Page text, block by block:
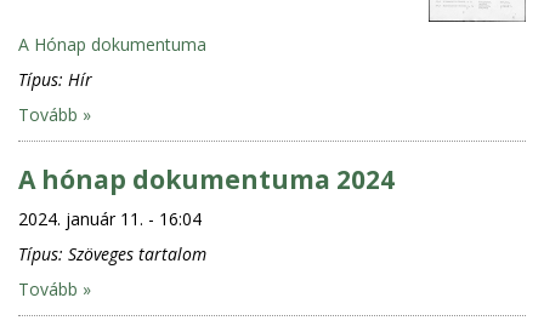
A Hónap dokumentuma
Típus: Hír
Tovább »
A hónap dokumentuma 2024
2024. január 11. - 16:04
Típus: Szöveges tartalom
Tovább »